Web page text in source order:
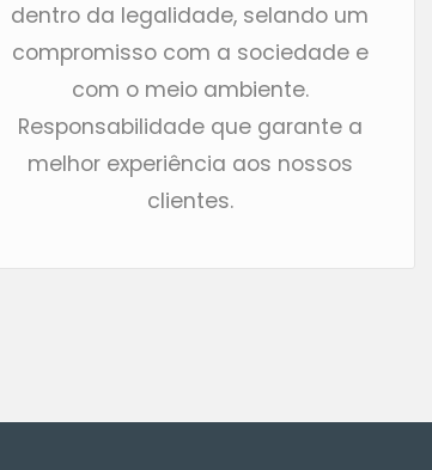
dentro da legalidade, selando um
compromisso com a sociedade e
com o meio ambiente.
Responsabilidade que garante a
melhor experiência aos nossos
clientes.